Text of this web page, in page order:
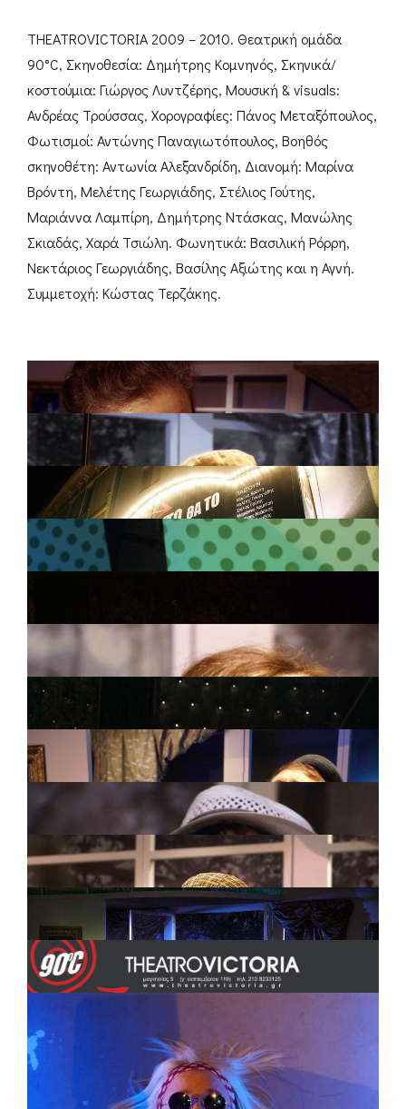
THEATROVICTORIA 2009 – 2010. Θεατρική ομάδα
90°C, Σκηνοθεσία: Δημήτρης Κομνηνός, Σκηνικά/
κοστούμια: Γιώργος Λυντζέρης, Μουσική & visuals:
Ανδρέας Τρούσσας, Χορογραφίες: Πάνος Μεταξόπουλος,
Φωτισμοί: Αντώνης Παναγιωτόπουλος, Βοηθός
σκηνοθέτη: Αντωνία Αλεξανδρίδη, Διανομή: Μαρίνα
Βρόντη, Μελέτης Γεωργιάδης, Στέλιος Γούτης,
Μαριάννα Λαμπίρη, Δημήτρης Ντάσκας, Μανώλης
Σκιαδάς, Χαρά Τσιώλη. Φωνητικά: Βασιλική Ρόρρη,
Νεκτάριος Γεωργιάδης, Βασίλης Αξιώτης και η Αγνή.
Συμμετοχή: Κώστας Τερζάκης.